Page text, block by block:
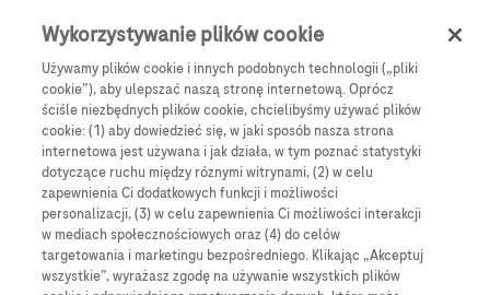
Skip to main content Menu
Products Articles
We are sorry, but no results were found for:
Globalne Strony Internetowe
Wykorzystywanie plików cookie
Używamy plików cookie i innych podobnych technologii („pliki
cookie”), aby ulepszać naszą stronę internetową. Oprócz
ściśle niezbędnych plików cookie, chcielibyśmy używać plików
cookie: (1) aby dowiedzieć się, w jaki sposób nasza strona
internetowa jest używana i jak działa, w tym poznać statystyki
dotyczące ruchu między róznymi witrynami, (2) w celu
zapewnienia Ci dodatkowych funkcji i możliwości
personalizacji, (3) w celu zapewnienia Ci możliwości interakcji
w mediach społecznościowych oraz (4) do celów
targetowania i marketingu bezpośredniego. Klikając „Akceptuj
wszystkie”, wyrażasz zgodę na używanie wszystkich plików